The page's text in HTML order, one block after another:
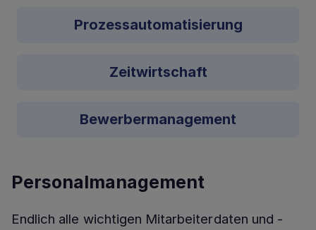
Prozessautomatisierung
Zeitwirtschaft
Bewerbermanagement
Personalmanagement
Endlich alle wichtigen Mitarbeiterdaten und -